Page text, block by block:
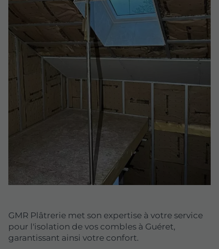
GMR Plâtrerie met son expertise à votre service
pour l'isolation de vos combles à Guéret,
garantissant ainsi votre confort.